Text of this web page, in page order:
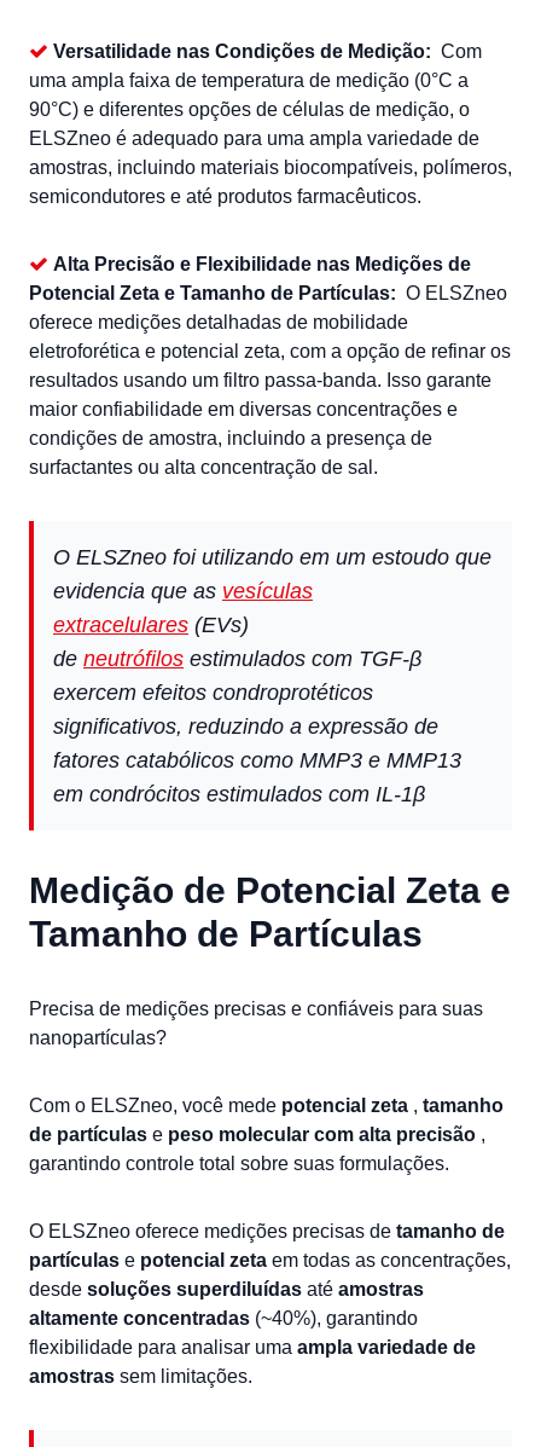
Versatilidade nas Condições de Medição: Com
uma ampla faixa de temperatura de medição (0°C a
90°C) e diferentes opções de células de medição, o
ELSZneo é adequado para uma ampla variedade de
amostras, incluindo materiais biocompatíveis, polímeros,
semicondutores e até produtos farmacêuticos.
Alta Precisão e Flexibilidade nas Medições de
Potencial Zeta e Tamanho de Partículas: O ELSZneo
oferece medições detalhadas de mobilidade
eletroforética e potencial zeta, com a opção de refinar os
resultados usando um filtro passa-banda. Isso garante
maior confiabilidade em diversas concentrações e
condições de amostra, incluindo a presença de
surfactantes ou alta concentração de sal.
O ELSZneo foi utilizando em um estoudo que
evidencia que as vesículas
extracelulares (EVs)
de neutrófilos estimulados com TGF-β
exercem efeitos condroprotéticos
significativos, reduzindo a expressão de
fatores catabólicos como MMP3 e MMP13
em condrócitos estimulados com IL-1β
Medição de Potencial Zeta e
Tamanho de Partículas
Precisa de medições precisas e confiáveis para suas
nanopartículas?
Com o ELSZneo, você mede potencial zeta , tamanho
de partículas e peso molecular com alta precisão ,
garantindo controle total sobre suas formulações.
O ELSZneo oferece medições precisas de tamanho de
partículas e potencial zeta em todas as concentrações,
desde soluções superdiluídas até amostras
altamente concentradas (~40%), garantindo
flexibilidade para analisar uma ampla variedade de
amostras sem limitações.